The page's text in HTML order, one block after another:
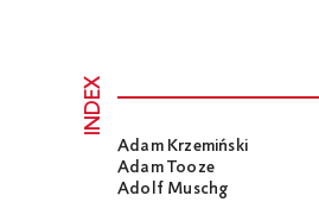
INDEX
Adam Krzemiński
Adam Tooze
Adolf Muschg